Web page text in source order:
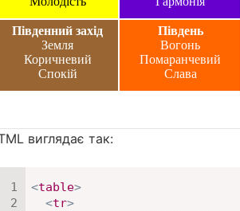
виглядає так:
<table>
<tr>